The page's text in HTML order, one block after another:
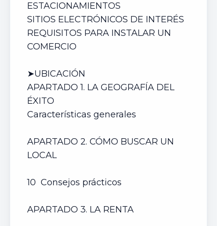
ESTACIONAMIENTOS
SITIOS ELECTRÓNICOS DE INTERÉS
REQUISITOS PARA INSTALAR UN
COMERCIO
➤UBICACIÓN
APARTADO 1. LA GEOGRAFÍA DEL
ÉXITO
Características generales
APARTADO 2. CÓMO BUSCAR UN
LOCAL
10 Consejos prácticos
APARTADO 3. LA RENTA